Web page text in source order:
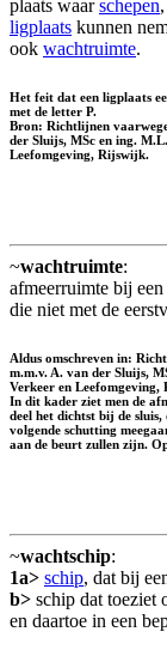
plaats waarschepen
ligplaats kunnen
ook wachtruimte.
Het feit dat een ligplaats
met de letter P.
Bron: Richtlijnen
der Sluijs, MSc en ing.
Leefomgeving, Rijswijk.
~wachtruimte:
afmeerruimte bij een
die niet met de
Aldus omschreven in:
m.m.v. A. van der Sluijs,
Verkeer en Leefomgeving,
In dit kader ziet men de
deel het dichtst bij de sluis,
volgende schutting
aan de beurt zullen zijn.
~wachtschip:
1a> schip, dat bij
b> schip dat toeziet
en daartoe in een